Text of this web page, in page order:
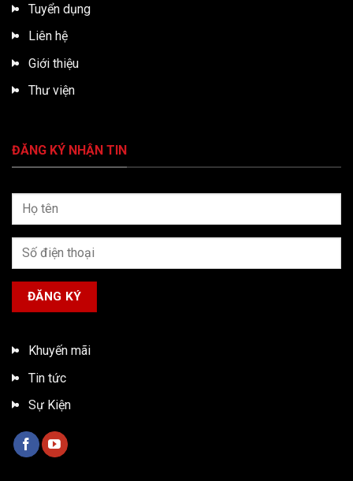
Tuyển dụng
Liên hệ
Giới thiệu
Thư viện
ĐĂNG KÝ NHẬN TIN
Khuyến mãi
Tin tức
Sự Kiện